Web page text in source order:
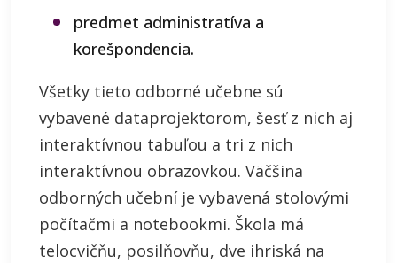
predmet administratíva a
korešpondencia.
Všetky tieto odborné učebne sú
vybavené dataprojektorom, šesť z nich aj
interaktívnou tabuľou a tri z nich
interaktívnou obrazovkou. Väčšina
odborných učební je vybavená stolovými
počítačmi a notebookmi. Škola má
telocvičňu, posilňovňu, dve ihriská na